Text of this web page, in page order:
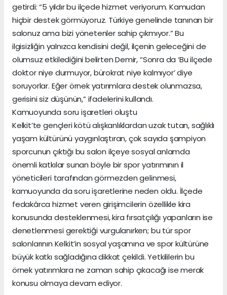
getirdi: “5 yıldır bu ilçede hizmet veriyorum. Kamudan
hiçbir destek görmüyoruz. Türkiye genelinde tanınan bir
salonuz ama bizi yönetenler sahip çıkmıyor.” Bu
ilgisizliğin yalnızca kendisini değil, ilçenin geleceğini de
olumsuz etkilediğini belirten Demir, “Sonra da ‘Bu ilçede
doktor niye durmuyor, bürokrat niye kalmıyor’ diye
soruyorlar. Eğer örnek yatırımlara destek olunmazsa,
gerisini siz düşünün,” ifadelerini kullandı.
Kamuoyunda soru işaretleri oluştu
Kelkit’te gençleri kötü alışkanlıklardan uzak tutan, sağlıklı
yaşam kültürünü yaygınlaştıran, çok sayıda şampiyon
sporcunun çıktığı bu salon ilçeye sosyal anlamda
önemli katkılar sunan böyle bir spor yatırımının il
yöneticileri tarafından görmezden gelinmesi,
kamuoyunda da soru işaretlerine neden oldu. İlçede
fedakârca hizmet veren girişimcilerin özellikle kira
konusunda desteklenmesi, kira fırsatçılığı yapanların ise
denetlenmesi gerektiği vurgulanırken; bu tür spor
salonlarının Kelkit’in sosyal yaşamına ve spor kültürüne
büyük katkı sağladığına dikkat çekildi. Yetkililerin bu
örnek yatırımlara ne zaman sahip çıkacağı ise merak
konusu olmaya devam ediyor.